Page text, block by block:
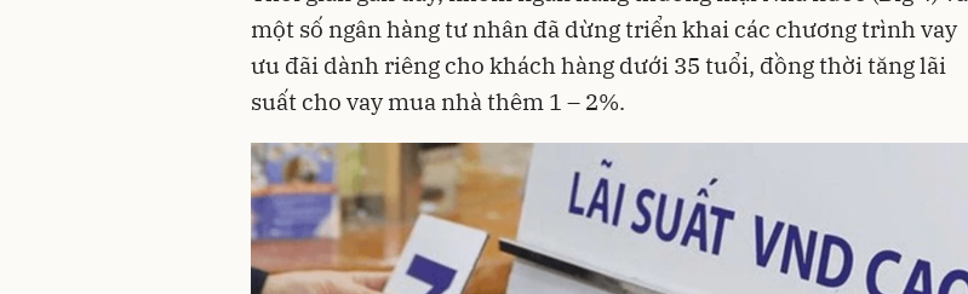
một số ngân hàng tư nhân đã dừng triển khai các chương trình vay
ưu đãi dành riêng cho khách hàng dưới 35 tuổi, đồng thời tăng lãi
suất cho vay mua nhà thêm 1 – 2%.